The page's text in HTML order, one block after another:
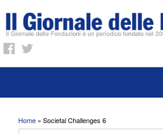
Tu sei qui
Home » Societal Challenges 6